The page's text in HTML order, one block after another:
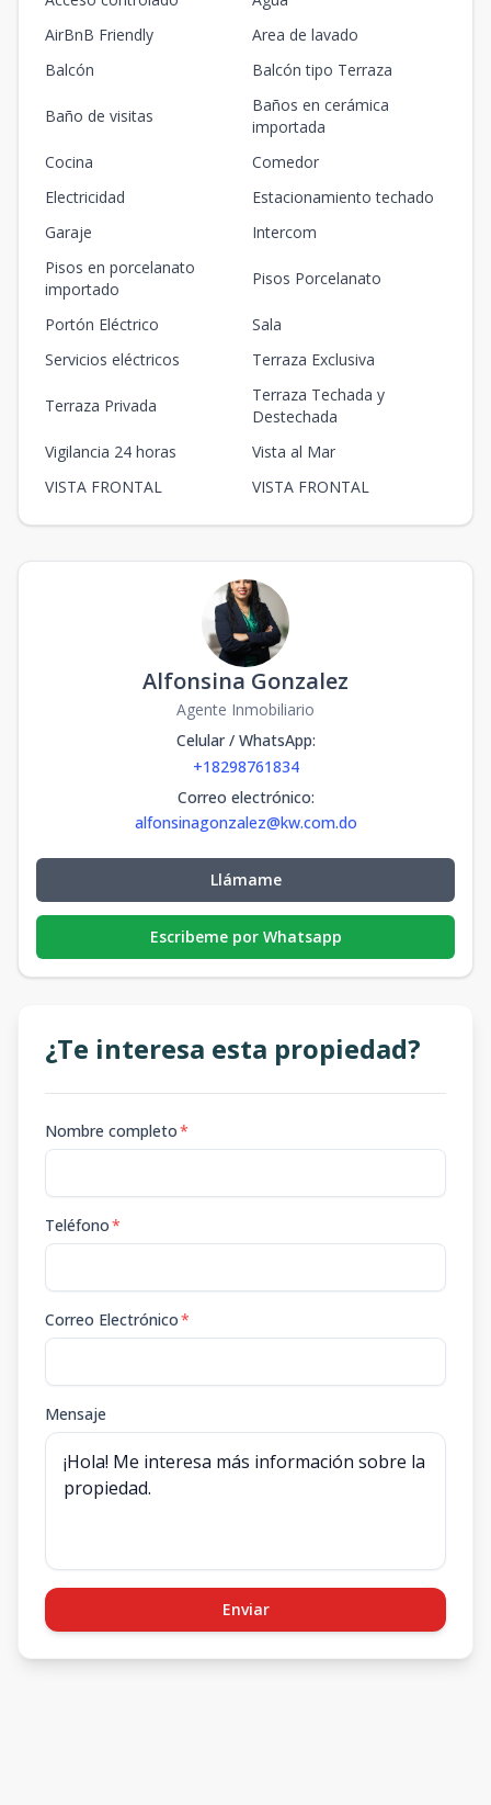
AirBnB Friendly
Area de lavado
Balcón
Balcón tipo Terraza
Baño de visitas
Baños en cerámica
importada
Cocina
Comedor
Electricidad
Estacionamiento techado
Garaje
Intercom
Pisos en porcelanato
importado
Pisos Porcelanato
Portón Eléctrico
Sala
Servicios eléctricos
Terraza Exclusiva
Terraza Privada
Terraza Techada y
Destechada
Vigilancia 24 horas
Vista al Mar
VISTA FRONTAL
VISTA FRONTAL
Alfonsina Gonzalez
Agente Inmobiliario
Celular / WhatsApp:
+18298761834
Correo electrónico:
alfonsinagonzalez@kw.com.do
Llámame
Escribeme por Whatsapp
¿Te interesa esta propiedad?
Nombre completo*
Teléfono*
Correo Electrónico*
Mensaje
Enviar